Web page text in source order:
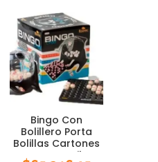
Bingo Con
Bolillero Porta
Bolillas Cartones
Juego Familar